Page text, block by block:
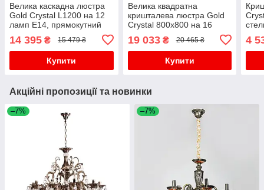
Велика каскадна люстра
Gold Crystal L1200 на 12
ламп E14, прямокутний
кришталевий світильник
над столом
14 395 ₴ 15 479 ₴
Купити
Велика квадратна
кришталева люстра Gold
Crystal 800х800 на 16
підвісний світильник
19 033₴ 20 465 ₴
Купити
4
Акційні пропозиції та новинки
–7% –7%